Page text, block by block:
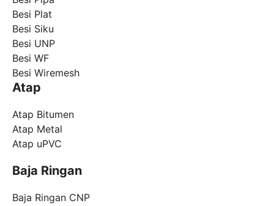
Besi Plat
Besi Siku
Besi UNP
Besi WF
Besi Wiremesh
Atap
Atap Bitumen
Atap Metal
Atap uPVC
Baja Ringan
Baja Ringan CNP